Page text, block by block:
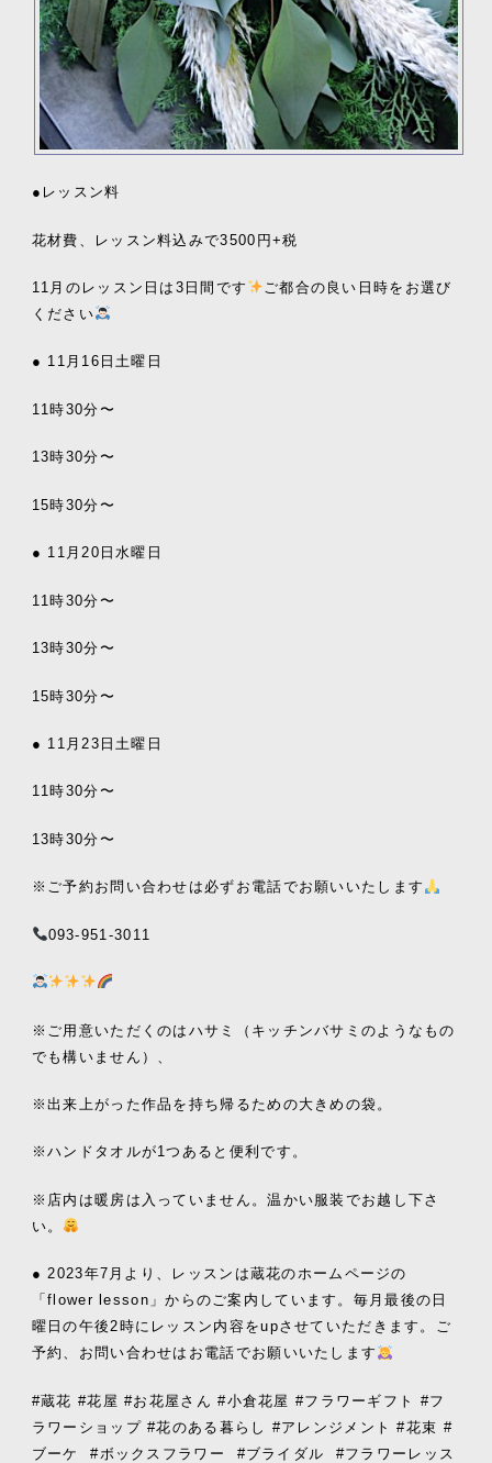
●レッスン料
花材費、レッスン料込みで3500円+税
11月のレッスン日は3日間です
ご都合の良い日時をお選び
ください
● 11月16日土曜日
11時30分〜
13時30分〜
15時30分〜
● 11月20日水曜日
11時30分〜
13時30分〜
15時30分〜
● 11月23日土曜日
11時30分〜
13時30分〜
※ご予約お問い合わせは必ずお電話でお願いいたします
093-951-3011
※ご用意いただくのはハサミ（キッチンバサミのようなもの
でも構いません）、
※出来上がった作品を持ち帰るための大きめの袋。
※ハンドタオルが1つあると便利です。
※店内は暖房は入っていません。温かい服装でお越し下さ
い。
● 2023年7月より、レッスンは蔵花のホームページの
「flower lesson」からのご案内しています。毎月最後の日
曜日の午後2時にレッスン内容をupさせていただきます。ご
予約、お問い合わせはお電話でお願いいたします
#蔵花 #花屋 #お花屋さん #小倉花屋 #フラワーギフト #フ
ラワーショップ #花のある暮らし #アレンジメント #花束 #
ブーケ
#ボックスフラワー #ブライダル
#フラワーレッス